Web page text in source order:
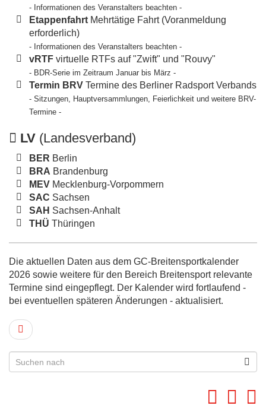
- Informationen des Veranstalters beachten -
Etappenfahrt Mehrtätige Fahrt (Voranmeldung
erforderlich)
- Informationen des Veranstalters beachten -
vRTF virtuelle RTFs auf "Zwift" und "Rouvy"
- BDR-Serie im Zeitraum Januar bis März -
Termin BRV Termine des Berliner Radsport Verbands
- Sitzungen, Hauptversammlungen, Feierlichkeit und weitere BRV-
Termine -
LV (Landesverband)
BER Berlin
BRA Brandenburg
MEV Mecklenburg-Vorpommern
SAC Sachsen
SAH Sachsen-Anhalt
THÜ Thüringen
Die aktuellen Daten aus dem GC-Breitensportkalender
2026 sowie weitere für den Bereich Breitensport relevante
Termine sind eingepflegt. Der Kalender wird fortlaufend -
bei eventuellen späteren Änderungen - aktualisiert.